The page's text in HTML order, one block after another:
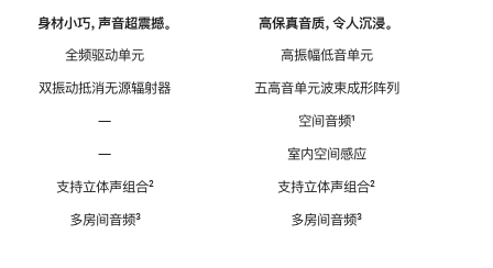
身材小巧，声音超震撼。
全频驱动单元
双振动抵消无源辐射器
—
—
支持立体声组合脚
²
多房间音频脚
³
高保真音质，令人沉浸。
高振幅低音单元
五高音单元波束成形阵列
空间音频脚
¹
室内空间感应
支持立体声组合脚
²
多房间音频脚
³